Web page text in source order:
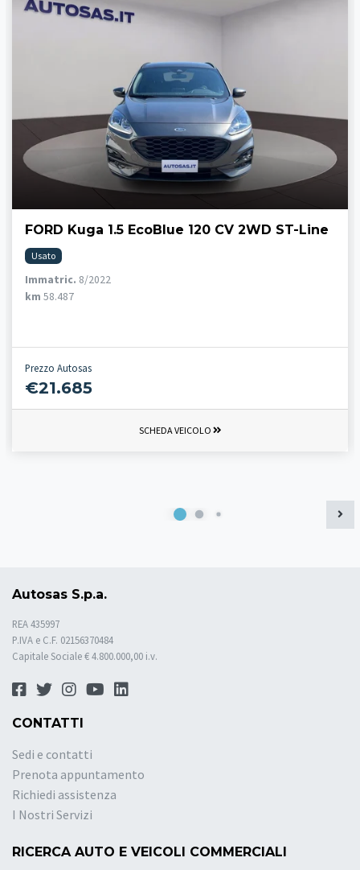
FORD Kuga 1.5 EcoBlue 120 CV 2WD ST-Line
Usato
Immatric. 8/2022
km 58.487
Prezzo Autosas
€21.685
SCHEDA VEICOLO
Autosas S.p.a.
REA 435997
P.IVA e C.F. 02156370484
Capitale Sociale € 4.800.000,00 i.v.
CONTATTI
Sedi e contatti
Prenota appuntamento
Richiedi assistenza
I Nostri Servizi
RICERCA AUTO E VEICOLI COMMERCIALI